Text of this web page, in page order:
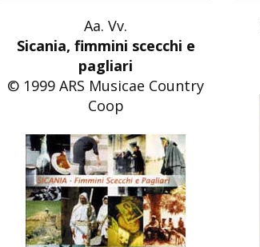
Aa. Vv.
Sicania, fimmini scecchi e
pagliari
© 1999 ARS Musicae Country
Coop